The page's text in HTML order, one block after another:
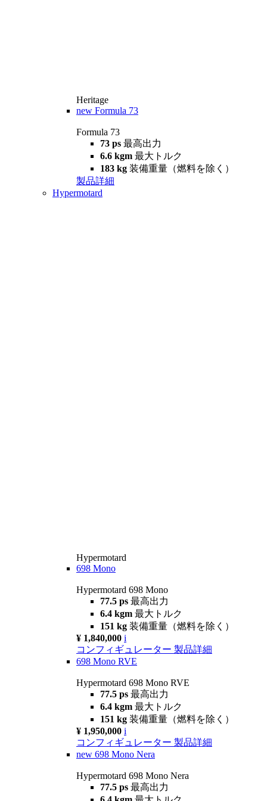
Heritage
new Formula 73
Formula 73
73 ps 最高出力
6.6 kgm 最大トルク
183 kg 装備重量（燃料を除く）
製品詳細
Hypermotard
Hypermotard
698 Mono
Hypermotard 698 Mono
77.5 ps 最高出力
6.4 kgm 最大トルク
151 kg 装備重量（燃料を除く）
¥ 1,840,000 i
コンフィギュレーター 製品詳細
698 Mono RVE
Hypermotard 698 Mono RVE
77.5 ps 最高出力
6.4 kgm 最大トルク
151 kg 装備重量（燃料を除く）
¥ 1,950,000 i
コンフィギュレーター 製品詳細
new 698 Mono Nera
Hypermotard 698 Mono Nera
77.5 ps 最高出力